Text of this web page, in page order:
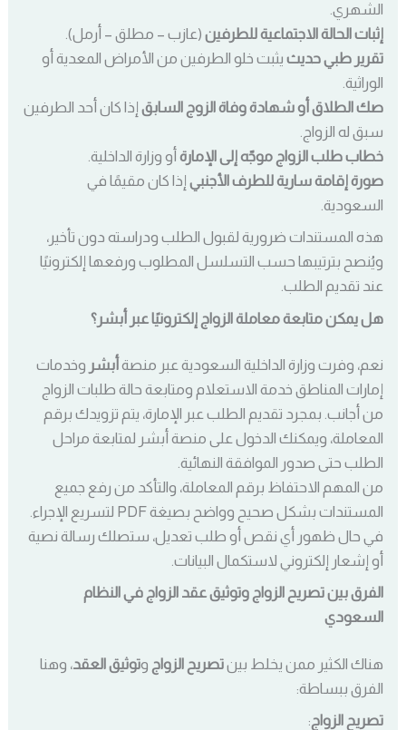
الشهري.
إثبات الحالة الاجتماعية للطرفين (عازب – مطلق – أرمل).
تقرير طبي حديث يثبت خلو الطرفين من الأمراض المعدية أو
الوراثية.
صك الطلاق أو شهادة وفاة الزوج السابق إذا كان أحد الطرفين
سبق له الزواج.
خطاب طلب الزواج موجّه إلى الإمارة أو وزارة الداخلية.
صورة إقامة سارية للطرف الأجنبي إذا كان مقيمًا في
السعودية.
هذه المستندات ضرورية لقبول الطلب ودراسته دون تأخير،
ويُنصح بترتيبها حسب التسلسل المطلوب ورفعها إلكترونيًا
عند تقديم الطلب.
هل يمكن متابعة معاملة الزواج إلكترونيًا عبر أبشر؟
نعم، وفرت وزارة الداخلية السعودية عبر منصة أبشر وخدمات
إمارات المناطق خدمة الاستعلام ومتابعة حالة طلبات الزواج
من أجانب. بمجرد تقديم الطلب عبر الإمارة، يتم تزويدك برقم
المعاملة، ويمكنك الدخول على منصة أبشر لمتابعة مراحل
الطلب حتى صدور الموافقة النهائية.
من المهم الاحتفاظ برقم المعاملة، والتأكد من رفع جميع
المستندات بشكل صحيح وواضح بصيغة PDF لتسريع الإجراء.
في حال ظهور أي نقص أو طلب تعديل، ستصلك رسالة نصية
أو إشعار إلكتروني لاستكمال البيانات.
الفرق بين تصريح الزواج وتوثيق عقد الزواج في النظام
السعودي
هناك الكثير ممن يخلط بينتصريح الزواج وتوثيق العقد، وهنا
الفرق ببساطة:
تصريح الزواج: